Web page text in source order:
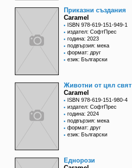
Приказни създания
Caramel
ISBN 978-619-151-949-1
издател: СофтПрес
година: 2023
подвързия: мека
формат: друг
език: Български
Животни от цял свят
Caramel
ISBN 978-619-151-980-4
издател: СофтПрес
година: 2024
подвързия: мека
формат: друг
език: Български
Еднорози